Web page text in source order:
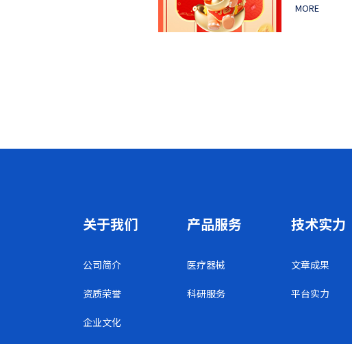
MORE
关于我们
公司简介
资质荣誉
企业文化
产品服务
医疗器械
科研服务
技术实力
文章成果
平台实力